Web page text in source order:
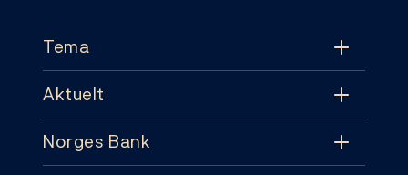
Tema
Tema
Pengepolitikk
Aktuelt
Aktuelt
Norges Bank